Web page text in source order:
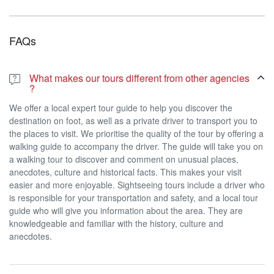
экскурсионный тур в Канны, Антиб и Сен-
Поль-де-Ванс:
Сообщите нам, какие или сколько из этих мест Вы хотите
посетить, сколько человек, куда именно Вы хотите поехать, что
Вы хотите увидеть, должны ли мы забрать Вас из отеля, на
каком языке Вы говорите и т.д.
Этот тур полностью адаптирован к Вашим конкретным
потребностям.
Цены на индивидуальные туры на полдня
Пешеходная экскурсия
От 7 до 15 человек:450€
FAQs
What makes our tours different from other agencies
?
We offer a local expert tour guide to help you discover the
destination on foot, as well as a private driver to transport you to
the places to visit. We prioritise the quality of the tour by offering a
walking guide to accompany the driver. The guide will take you on
a walking tour to discover and comment on unusual places,
anecdotes, culture and historical facts. This makes your visit
easier and more enjoyable. Sightseeing tours include a driver who
is responsible for your transportation and safety, and a local tour
guide who will give you information about the area. They are
knowledgeable and familiar with the history, culture and
anecdotes.